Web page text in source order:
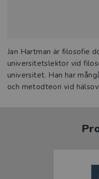
Jan Hartman är filosofie
universitetslektor vid
universitet. Han har
och metodteori vid